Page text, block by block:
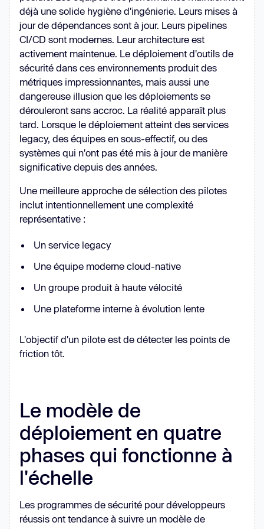
déjà une solide hygiène d'ingénierie. Leurs mises à
jour de dépendances sont à jour. Leurs pipelines
CI/CD sont modernes. Leur architecture est
activement maintenue. Le déploiement d'outils de
sécurité dans ces environnements produit des
métriques impressionnantes, mais aussi une
dangereuse illusion que les déploiements se
dérouleront sans accroc. La réalité apparaît plus
tard. Lorsque le déploiement atteint des services
legacy, des équipes en sous-effectif, ou des
systèmes qui n'ont pas été mis à jour de manière
significative depuis des années.
Une meilleure approche de sélection des pilotes
inclut intentionnellement une complexité
représentative :
Un service legacy
Une équipe moderne cloud-native
Un groupe produit à haute vélocité
Une plateforme interne à évolution lente
L'objectif d'un pilote est de détecter les points de
friction tôt.
Le modèle de
déploiement en quatre
phases qui fonctionne à
l'échelle
Les programmes de sécurité pour développeurs
réussis ont tendance à suivre un modèle de